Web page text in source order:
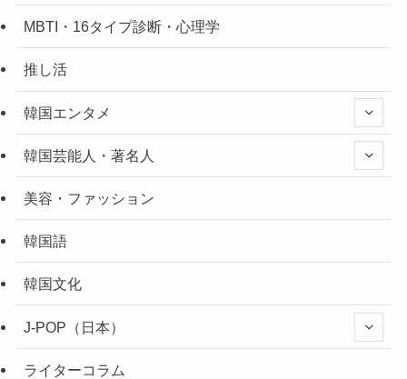
MBTI・16タイプ診断・心理学
推し活
韓国エンタメ
韓国芸能人・著名人
美容・ファッション
韓国語
韓国文化
J-POP（日本）
ライターコラム